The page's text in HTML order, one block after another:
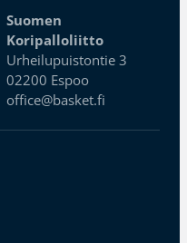
Suomen
Koripalloliitto
Urheilupuistontie 3
02200 Espoo
office@basket.fi